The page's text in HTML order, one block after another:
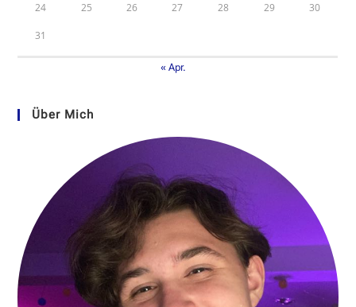
24 25 26 27 28 29 30
31
« Apr.
Über Mich